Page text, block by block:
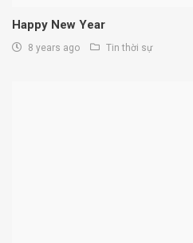
Happy New Year
8 years ago Tin thời sự